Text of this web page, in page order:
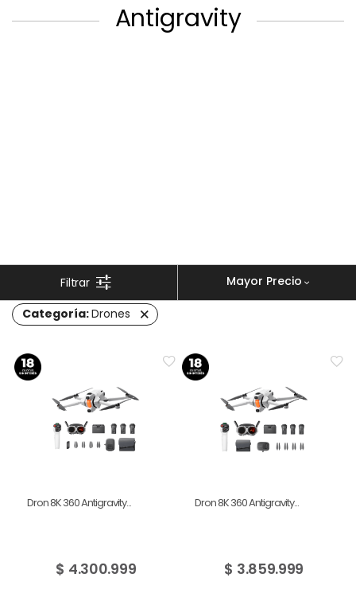
Antigravity
Mayor Precio
Categoría:Drones
Dron 8K 360 Antigravity...
$ 4.300.999
Dron 8K 360 Antigravity...
$ 3.859.999